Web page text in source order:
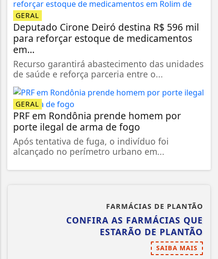
GERAL
Deputado Cirone Deiró destina R$ 596 mil
para reforçar estoque de medicamentos
em...
Recurso garantirá abastecimento das unidades
de saúde e reforça parceria entre o...
GERAL
PRF em Rondônia prende homem por
porte ilegal de arma de fogo
Após tentativa de fuga, o indivíduo foi
alcançado no perímetro urbano em...
FARMÁCIAS DE PLANTÃO
CONFIRA AS FARMÁCIAS QUE
ESTARÃO DE PLANTÃO
SAIBA MAIS